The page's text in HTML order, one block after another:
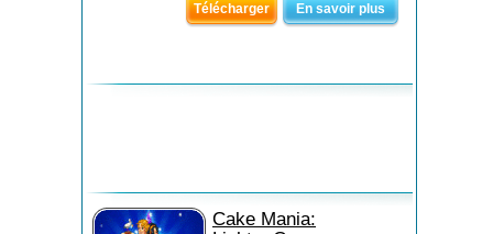
Télécharger
En savoir plus
Cake Mania: